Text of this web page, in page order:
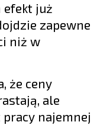
już
zapewne
niż w
że ceny
ale
najemnej